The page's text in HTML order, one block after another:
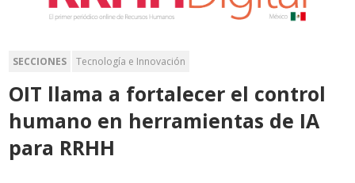
SECCIONES Tecnología e Innovación
OIT llama a fortalecer el control
humano en herramientas de IA
para RRHH